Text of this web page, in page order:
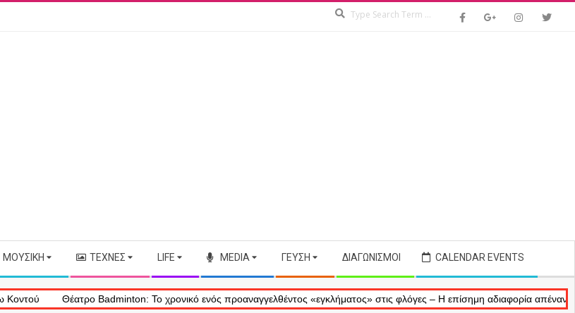
ΜΟΥΣΙΚΉ ΤΈΧΝΕΣ LIFE MEDIA ΓΕΎΣΗ ΔΙΑΓΩΝΙΣΜΟΊ CALENDAR EVENTS
Θέατρο Badminton: Το χρονικό ενός προαναγγελθέντος «εγκλήματος» στις φλόγες – Η επίσημη αδιαφορία απέναντι στις